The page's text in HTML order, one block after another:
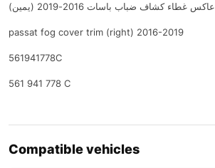
(عاكس غطاء كشاف ضباب باسات 2016-2019 (يمين
passat fog cover trim (right) 2016-2019
561941778C
561 941 778 C
Compatible vehicles